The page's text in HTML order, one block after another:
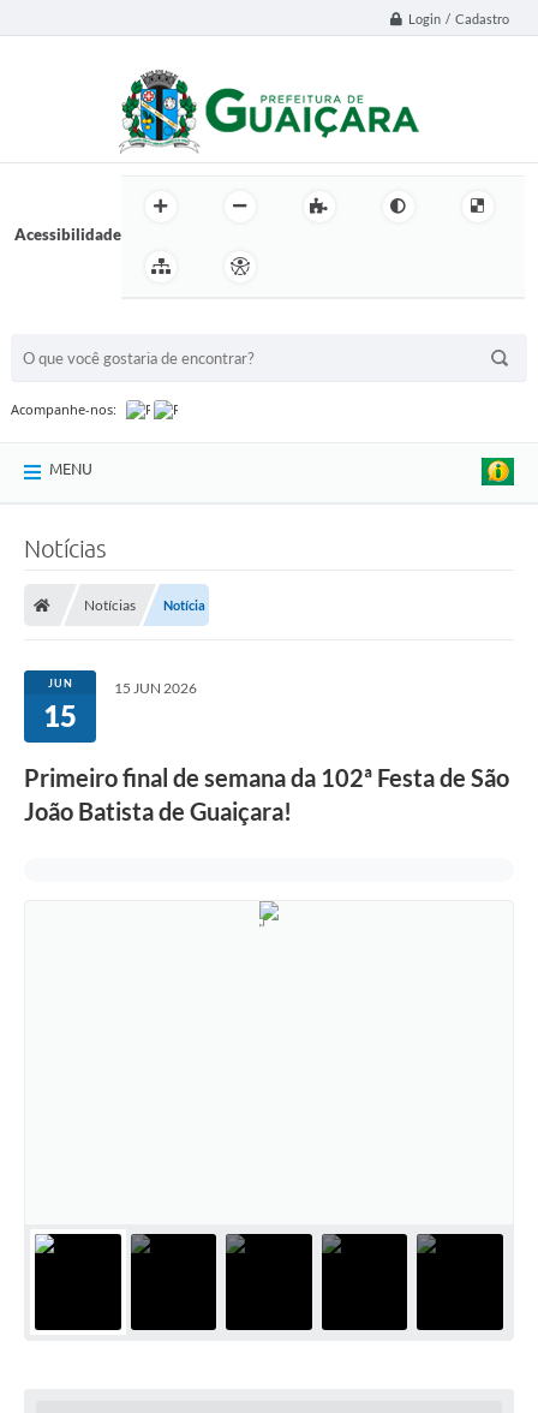
Login / Cadastro
Acessibilidade
Acompanhe-nos:
MENU
Notícias
Notícias Notícia
JUN
15
15 JUN 2026
Primeiro final de semana da 102ª Festa de São
João Batista de Guaiçara!